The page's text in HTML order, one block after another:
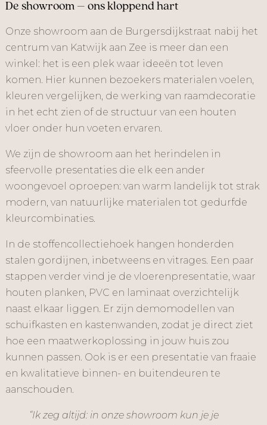
De showroom – ons kloppend hart
Onze showroom aan de Burgersdijkstraat nabij het
centrum van Katwijk aan Zee is meer dan een
winkel: het is een plek waar ideeën tot leven
komen. Hier kunnen bezoekers materialen voelen,
kleuren vergelijken, de werking van raamdecoratie
in het echt zien of de structuur van een houten
vloer onder hun voeten ervaren.
We zijn de showroom aan het herindelen in
sfeervolle presentaties die elk een ander
woongevoel oproepen: van warm landelijk tot strak
modern, van natuurlijke materialen tot gedurfde
kleurcombinaties.
In de stoffencollectiehoek hangen honderden
stalen gordijnen, inbetweens en vitrages. Een paar
stappen verder vind je de vloerenpresentatie, waar
houten planken, PVC en laminaat overzichtelijk
naast elkaar liggen. Er zijn demomodellen van
schuifkasten en kastenwanden, zodat je direct ziet
hoe een maatwerkoplossing in jouw huis zou
kunnen passen. Ook is er een presentatie van fraaie
en kwalitatieve binnen- en buitendeuren te
aanschouden.
“Ik zeg altijd: in onze showroom kun je je